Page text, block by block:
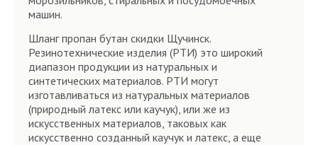
машин.
Шланг пропан бутан скидки Щучинск.
Резинотехнические изделия (РТИ) это широкий
диапазон продукции из натуральных и
синтетических материалов. РТИ могут
изготавливаться из натуральных материалов
(природный латекс или каучук), или же из
искусственных материалов, таковых как
искусственно созданный каучук и латекс, а еще